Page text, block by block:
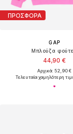
ΠΡΟΣΦΟΡΑ
GAP
Μπλούζα
44,90 €
Αρχικά: 52,90 €
Τελευταία χαμηλότερη